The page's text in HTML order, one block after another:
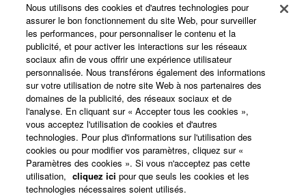
Yamaha Music ID - Enregistrement
A propos de Yamaha
France - French
Professionnel
Nous utilisons des cookies et d'autres technologies pour
assurer le bon fonctionnement du site Web, pour surveiller
les performances, pour personnaliser le contenu et la
publicité, et pour activer les interactions sur les réseaux
sociaux afin de vous offrir une expérience utilisateur
personnalisée. Nous transférons également des informations
sur votre utilisation de notre site Web à nos partenaires des
domaines de la publicité, des réseaux sociaux et de
l'analyse. En cliquant sur « Accepter tous les cookies »,
vous acceptez l'utilisation de cookies et d'autres
technologies. Pour plus d'informations sur l'utilisation des
cookies ou pour modifier vos paramètres, cliquez sur «
Paramètres des cookies ». Si vous n'acceptez pas cette
utilisation, cliquez ici pour que seuls les cookies et les
technologies nécessaires soient utilisés.